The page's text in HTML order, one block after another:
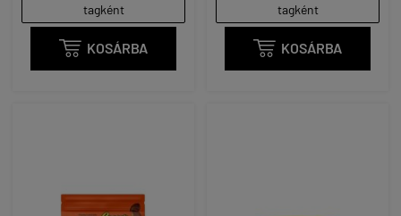
tagként
 KOSÁRBA
tagként
 KOSÁRBA